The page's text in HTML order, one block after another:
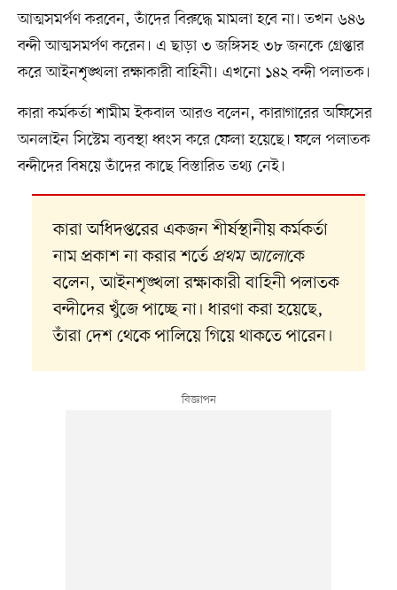
আত্মসমর্পণ করবেন, তাঁদের বিরুদ্ধে মামলা হবে না। তখন ৬৪৬
বন্দী আত্মসমর্পণ করেন। এ ছাড়া ৩ জঙ্গিসহ ৩৮ জনকে গ্রেপ্তার
করে আইনশৃঙ্খলা রক্ষাকারী বাহিনী। এখনো ১৪২ বন্দী পলাতক।
কারা কর্মকর্তা শামীম ইকবাল আরও বলেন, কারাগারের অফিসের
অনলাইন সিস্টেম ব্যবস্থা ধ্বংস করে ফেলা হয়েছে। ফলে পলাতক
বন্দীদের বিষয়ে তাঁদের কাছে বিস্তারিত তথ্য নেই।
কারা অধিদপ্তরের একজন শীর্ষস্থানীয় কর্মকর্তা
নাম প্রকাশ না করার শর্তেপ্রথম আলোকে
বলেন, আইনশৃঙ্খলা রক্ষাকারী বাহিনী পলাতক
বন্দীদের খুঁজে পাচ্ছে না। ধারণা করা হয়েছে,
তাঁরা দেশ থেকে পালিয়ে গিয়ে থাকতে পারেন।